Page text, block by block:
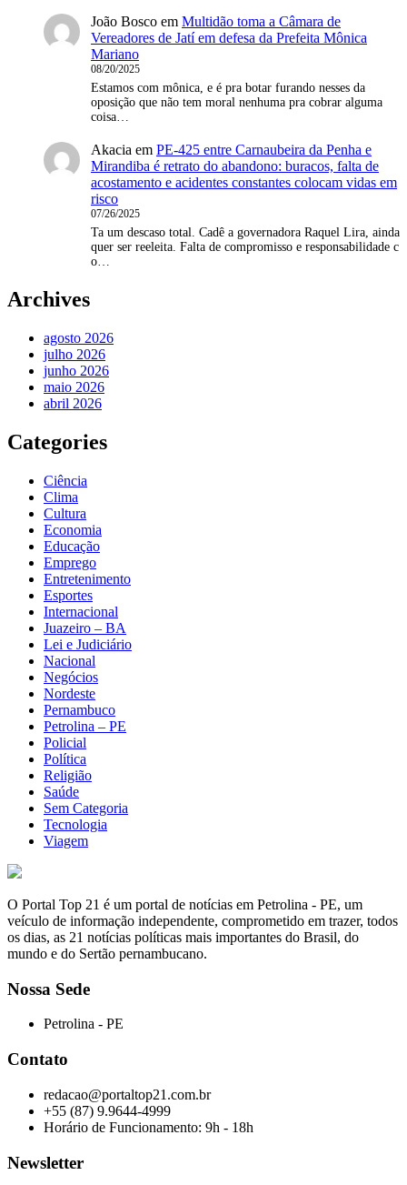
João Bosco em Multidão toma a Câmara de
Vereadores de Jatí em defesa da Prefeita Mônica
Mariano
08/20/2025
Estamos com mônica, e é pra botar furando nesses da
oposição que não tem moral nenhuma pra cobrar alguma
coisa…
Akacia em PE-425 entre Carnaubeira da Penha e
Mirandiba é retrato do abandono: buracos, falta de
acostamento e acidentes constantes colocam vidas em
risco
07/26/2025
Ta um descaso total. Cadê a governadora Raquel Lira, ainda
quer ser reeleita. Falta de compromisso e responsabilidade c
o…
Archives
agosto 2026
julho 2026
junho 2026
maio 2026
abril 2026
Categories
Ciência
Clima
Cultura
Economia
Educação
Emprego
Entretenimento
Esportes
Internacional
Juazeiro – BA
Lei e Judiciário
Nacional
Negócios
Nordeste
Pernambuco
Petrolina – PE
Policial
Política
Religião
Saúde
Sem Categoria
Tecnologia
Viagem
O Portal Top 21 é um portal de notícias em Petrolina - PE, um
veículo de informação independente, comprometido em trazer, todos
os dias, as 21 notícias políticas mais importantes do Brasil, do
mundo e do Sertão pernambucano.
Nossa Sede
Petrolina - PE
Contato
redacao@portaltop21.com.br
+55 (87) 9.9644-4999
Horário de Funcionamento: 9h - 18h
Newsletter